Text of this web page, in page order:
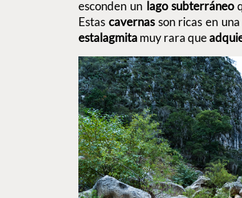
esconden un lago subterráneo
Estas cavernasson ricas en
estalagmitamuy rara que